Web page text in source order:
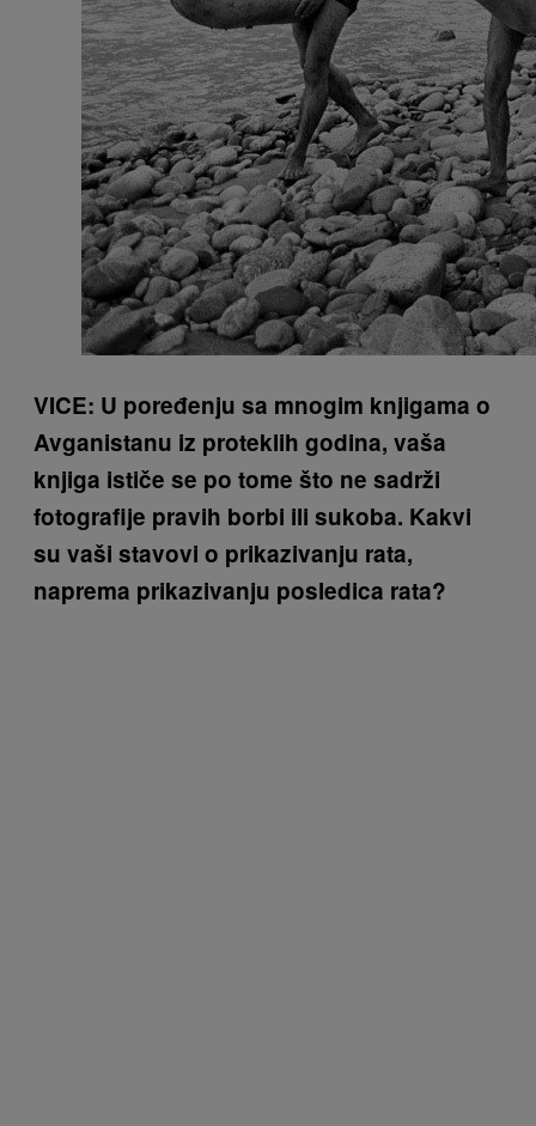
VICE: U poređenju sa mnogim knjigama o
Avganistanu iz proteklih godina, vaša
knjiga ističe se po tome što ne sadrži
fotografije pravih borbi ili sukoba. Kakvi
su vaši stavovi o prikazivanju rata,
naprema prikazivanju posledica rata?